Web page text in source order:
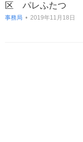
区 パレふたつ
事務局 • 2019年11月18日